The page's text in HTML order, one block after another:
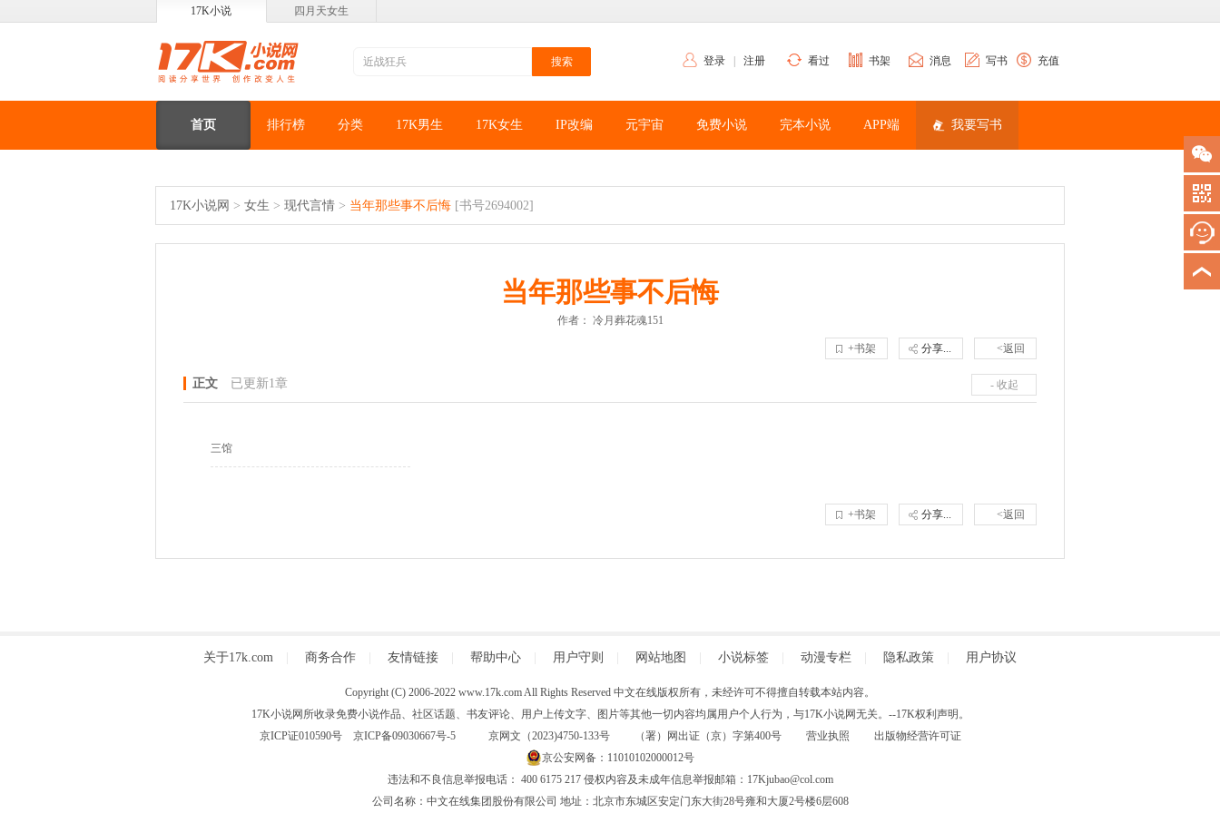
17K小说 四月天女生
登录 注册 看过 书架 消息 写书 充值
首页 排行榜 分类 17K男生 17K女生 IP改编 元宇宙 免费小说 完本小说 APP端 我要写书
17K小说网 > 女生 > 现代言情 > 当年那些事不后悔 [书号2694002]
当年那些事不后悔
作者： 冷月葬花魂151
<返回
分享...
+书架
- 收起
正文 已更新1章
三馆
<返回
分享...
+书架
关于17k.com 商务合作 友情链接 帮助中心 用户守则 网站地图 小说标签 动漫专栏 隐私政策 用户协议
Copyright (C) 2006-2022 www.17k.com All Rights Reserved 中文在线版权所有，未经许可不得擅自转载本站内容。
17K小说网所收录免费小说作品、社区话题、书友评论、用户上传文字、图片等其他一切内容均属用户个人行为，与17K小说网无关。--17K权利声明。
京ICP证010590号 京ICP备09030667号-5京网文（2023)4750-133号 （署）网出证（京）字第400号 营业执照
出版物经营许可证
京公安网备：11010102000012号
违法和不良信息举报电话： 400 6175 217 侵权内容及未成年信息举报邮箱：17Kjubao@col.com
公司名称：中文在线集团股份有限公司 地址：北京市东城区安定门东大街28号雍和大厦2号楼6层608